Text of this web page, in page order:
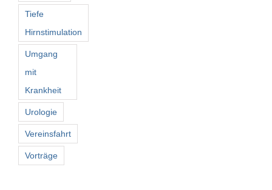
Tiefe
Hirnstimulation
Umgang
mit
Krankheit
Urologie
Vereinsfahrt
Vorträge